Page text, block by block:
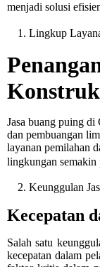
menjadi solusi
1. Lingkup
Jasa buang puing
dan pembuangan
layanan pemilahan
lingkungan semakin
2. Keunggulan
Kecepatan
Salah satu
kecepatan dalam